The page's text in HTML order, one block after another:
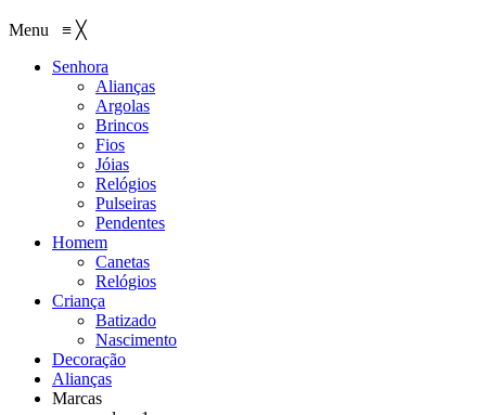
Menu ≡ ╳
Senhora
Alianças
Argolas
Brincos
Fios
Jóias
Relógios
Pulseiras
Pendentes
Homem
Canetas
Relógios
Criança
Batizado
Nascimento
Decoração
Alianças
Marcas